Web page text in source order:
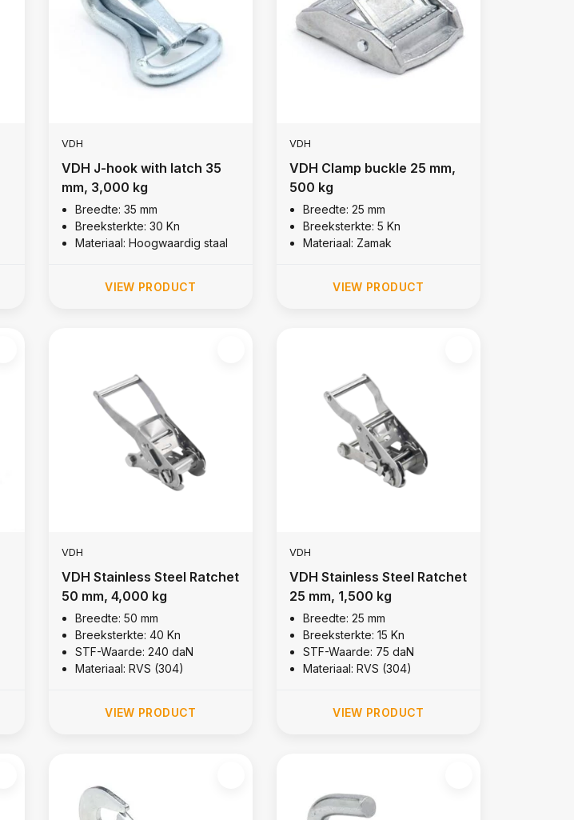
VDH
VDH J-hook with latch 35
mm, 3,000 kg
Breedte: 35 mm
Breeksterkte: 30 Kn
Materiaal: Hoogwaardig staal
VIEW PRODUCT
VDH
VDH Clamp buckle 25 mm,
500 kg
Breedte: 25 mm
Breeksterkte: 5 Kn
Materiaal: Zamak
VIEW PRODUCT
VDH
VDH Stainless Steel Ratchet
50 mm, 4,000 kg
Breedte: 50 mm
Breeksterkte: 40 Kn
STF-Waarde: 240 daN
Materiaal: RVS (304)
VIEW PRODUCT
VDH
VDH Stainless Steel Ratchet
25 mm, 1,500 kg
Breedte: 25 mm
Breeksterkte: 15 Kn
STF-Waarde: 75 daN
Materiaal: RVS (304)
VIEW PRODUCT